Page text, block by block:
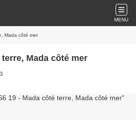
MENU
Mada côté mer
Mada côté mer